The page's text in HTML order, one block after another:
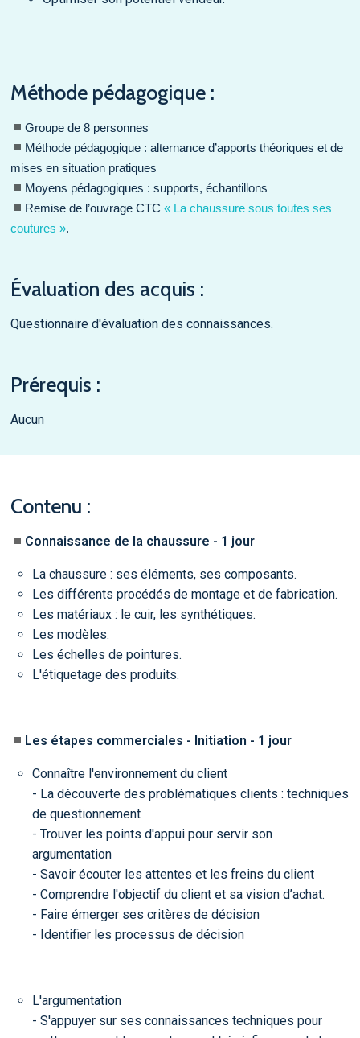
Méthode pédagogique :
Groupe de 8 personnes
Méthode pédagogique : alternance d’apports théoriques et de
mises en situation pratiques
Moyens pédagogiques : supports, échantillons
Remise de l’ouvrage CTC « La chaussure sous toutes ses
coutures ».
Évaluation des acquis :
Questionnaire d'évaluation des connaissances.
Prérequis :
Aucun
Contenu :
Connaissance de la chaussure - 1 jour
La chaussure : ses éléments, ses composants.
Les différents procédés de montage et de fabrication.
Les matériaux : le cuir, les synthétiques.
Les modèles.
Les échelles de pointures.
L'étiquetage des produits.
Les étapes commerciales - Initiation - 1 jour
Connaître l'environnement du client
- La découverte des problématiques clients : techniques
de questionnement
- Trouver les points d'appui pour servir son
argumentation
- Savoir écouter les attentes et les freins du client
- Comprendre l'objectif du client et sa vision d’achat.
- Faire émerger ses critères de décision
- Identifier les processus de décision
L'argumentation
- S'appuyer sur ses connaissances techniques pour